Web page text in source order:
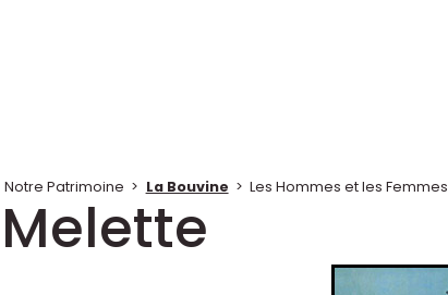
Notre Patrimoine > La Bouvine > Les Hommes et les Femmes
Melette